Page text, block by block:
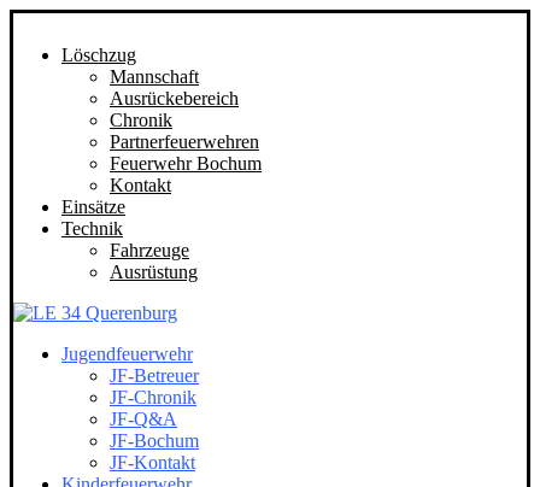
Löschzug
Mannschaft
Ausrückebereich
Chronik
Partnerfeuerwehren
Feuerwehr Bochum
Kontakt
Einsätze
Technik
Fahrzeuge
Ausrüstung
Jugendfeuerwehr
JF-Betreuer
JF-Chronik
JF-Q&A
JF-Bochum
JF-Kontakt